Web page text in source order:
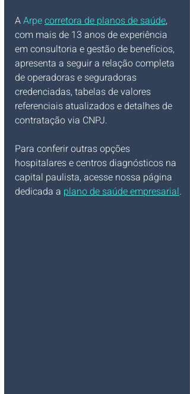
A Arpe corretora de planos de saúde,
com mais de 13 anos de experiência
em consultoria e gestão de benefícios,
apresenta a seguir a relação completa
de operadoras e seguradoras
credenciadas, tabelas de valores
referenciais atualizados e detalhes de
contratação via CNPJ.
Para conferir outras opções
hospitalares e centros diagnósticos na
capital paulista, acesse nossa página
dedicada a plano de saúde empresarial.